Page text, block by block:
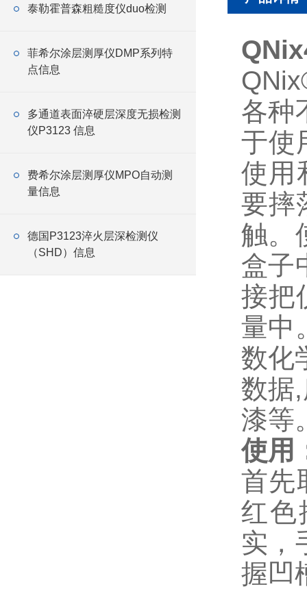
泰勒霍普森粗糙度仪duo检测
菲希尔涂层测厚仪DMP系列特
点信息
多通道表面淬硬层深度无损检测
仪P3123 信息
费希尔涂层测厚仪MPO自动测
量信息
德国P3123淬火层深检测仪
（SHD）信息
各种
于使
使用
要摔
触。
盒子
接把
量中
数化
数据
漆等
使用
首先
红色
实，
握凹